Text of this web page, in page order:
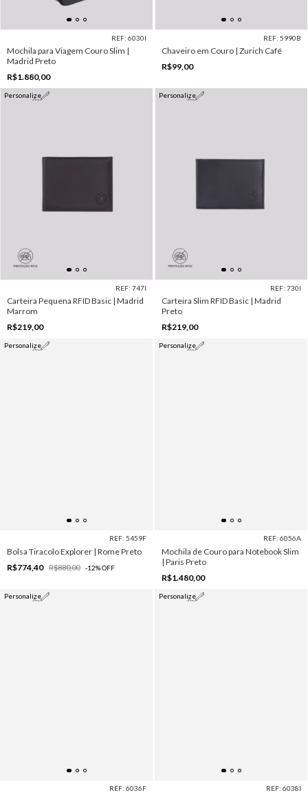
REF: 6030I
Mochila para Viagem Couro Slim |
Madrid Preto
R$1.880,00
REF: 5990B
Chaveiro em Couro | Zurich Café
R$99,00
Personalize
REF: 747I
Carteira Pequena RFID Basic | Madrid
Marrom
R$219,00
Personalize
REF: 730I
Carteira Slim RFID Basic | Madrid
Preto
R$219,00
Personalize
REF: 5459F
Bolsa Tiracolo Explorer | Rome Preto
R$774,40
R$880,00 -12%OFF
Personalize
REF: 6056A
Mochila de Couro para Notebook Slim
| Paris Preto
R$1.480,00
Personalize
REF: 6036F
Personalize
REF: 6038I